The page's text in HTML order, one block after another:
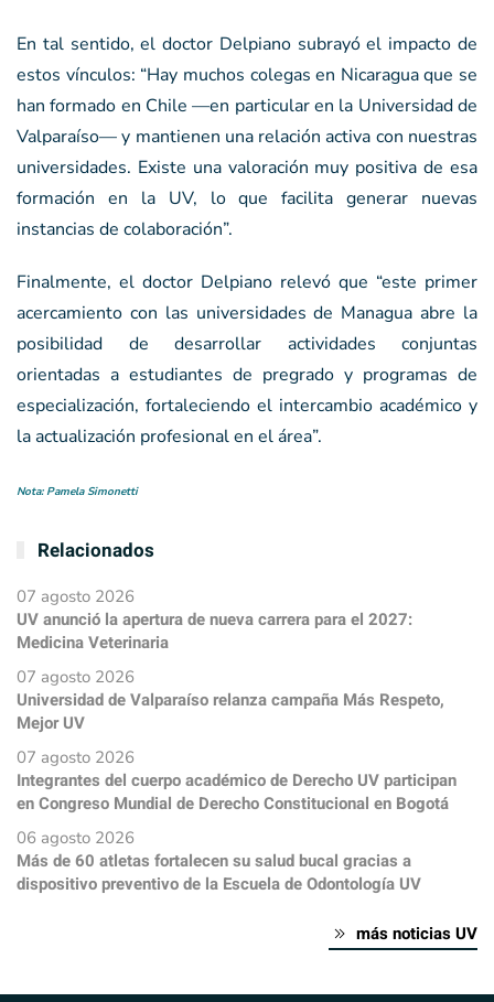
En tal sentido, el doctor Delpiano subrayó el impacto de
estos vínculos: “Hay muchos colegas en Nicaragua que se
han formado en Chile —en particular en la Universidad de
Valparaíso— y mantienen una relación activa con nuestras
universidades. Existe una valoración muy positiva de esa
formación en la UV, lo que facilita generar nuevas
instancias de colaboración”.
Finalmente, el doctor Delpiano relevó que “este primer
acercamiento con las universidades de Managua abre la
posibilidad de desarrollar actividades conjuntas
orientadas a estudiantes de pregrado y programas de
especialización, fortaleciendo el intercambio académico y
la actualización profesional en el área”.
Nota: Pamela Simonetti
Relacionados
07 agosto 2026
UV anunció la apertura de nueva carrera para el 2027:
Medicina Veterinaria
07 agosto 2026
Universidad de Valparaíso relanza campaña Más Respeto,
Mejor UV
07 agosto 2026
Integrantes del cuerpo académico de Derecho UV participan
en Congreso Mundial de Derecho Constitucional en Bogotá
06 agosto 2026
Más de 60 atletas fortalecen su salud bucal gracias a
dispositivo preventivo de la Escuela de Odontología UV
más noticias UV